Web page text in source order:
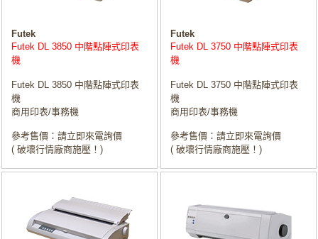
Futek
Futek DL 3850 中階點陣式印表
機
Futek DL 3850 中階點陣式印表
機
商用印表/事務機
參考售價：請立即來電詢價
( 破壞行情廠商施壓！)
Futek
Futek DL 3750 中階點陣式印表
機
Futek DL 3750 中階點陣式印表
機
商用印表/事務機
參考售價：請立即來電詢價
( 破壞行情廠商施壓！)